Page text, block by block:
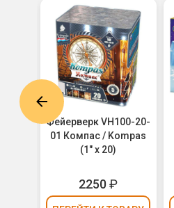
30-
Фейерверк VH100-20-
01 Компас / Kompas
(1" х 20)
2250₽